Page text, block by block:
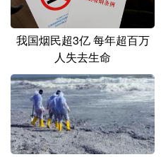
我国烟民超3亿 每年超百万
人失去生命